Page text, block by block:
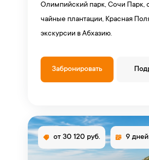
Олимпийский парк, Сочи Парк,
чайные плантации, Красная
экскурсии в Абхазию.
Забронировать
от 30 120 руб. 9